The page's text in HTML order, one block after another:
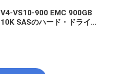
V4-VS10-900 EMC 900GB
10K SASのハード・ドライブ